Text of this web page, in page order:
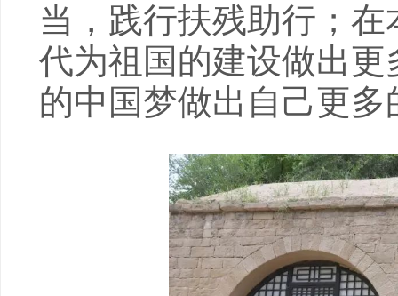
当，践行扶残助行；
代为祖国的建设做出
的中国梦做出自己更多